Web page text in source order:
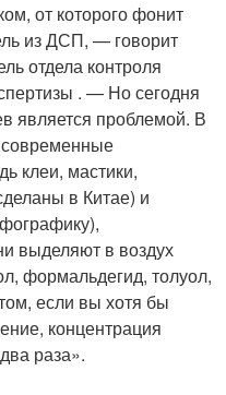
от которого фонит
из ДСП, — говорит
отдела контроля
. — Но сегодня
является проблемой. В
клеи, мастики,
в Китае) и
выделяют в воздух
формальдегид, толуол,
если вы хотя бы
концентрация
раза».